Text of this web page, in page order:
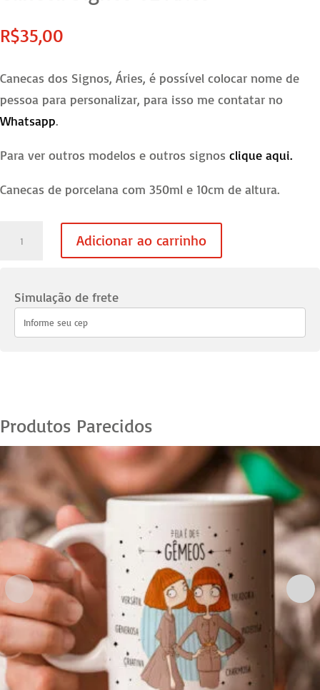
R$35,00
Canecas dos Signos, Áries, é possível colocar nome de
pessoa para personalizar, para isso me contatar no
Whatsapp.
Para ver outros modelos e outros signos clique aqui.
Canecas de porcelana com 350ml e 10cm de altura.
Áries
quantidade
Adicionar ao carrinho
Simulação de frete
Produtos Parecidos